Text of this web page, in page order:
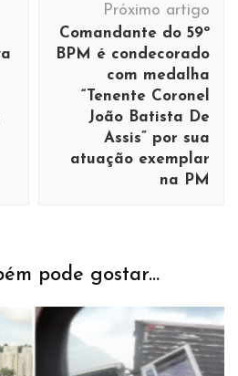
Próximo artigo
Comandante do 59º
BPM é condecorado
com medalha
“Tenente Coronel
João Batista De
Assis” por sua
atuação exemplar
na PM
pode gostar...